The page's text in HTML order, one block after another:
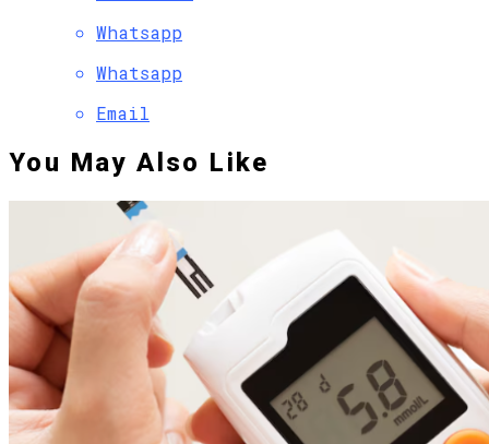
Whatsapp
Whatsapp
Email
You May Also Like